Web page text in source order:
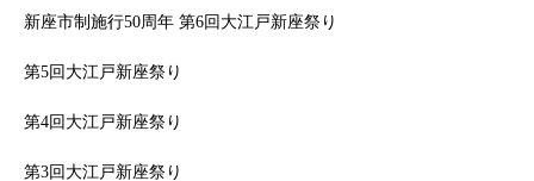
新座市制施行50周年 第6回大江戸新座祭り
第5回大江戸新座祭り
第4回大江戸新座祭り
第3回大江戸新座祭り